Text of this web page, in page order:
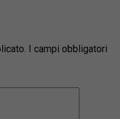
I campi obbligatori